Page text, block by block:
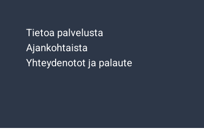
Tietoa palvelusta
Ajankohtaista
Yhteydenotot ja palaute